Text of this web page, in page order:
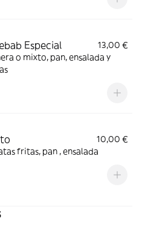
Especial
13,00 €
o mixto, pan, ensalada y
10,00 €
fritas, pan , ensalada